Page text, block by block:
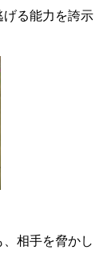
る能力を誇示
相手を脅かし